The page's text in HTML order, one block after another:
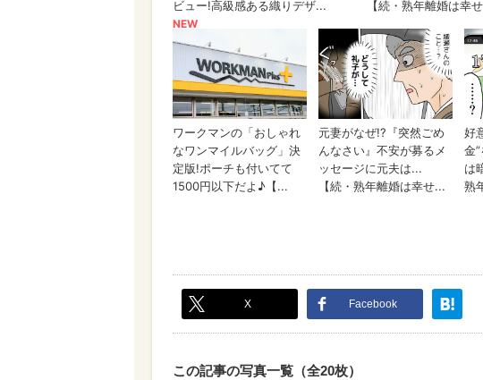
X Facebook
この記事の写真一覧（全20枚）